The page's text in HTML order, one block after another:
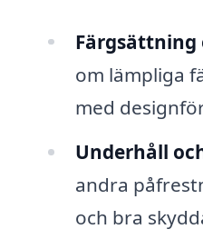
Färgsättning
om lämpliga
med
Underhåll
andra
och bra